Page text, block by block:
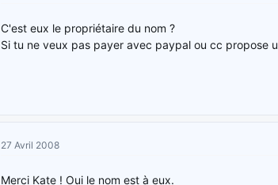
C'est eux le propriétaire du nom ?
Si tu ne veux pas payer avec paypal ou cc propose
27 Avril 2008
Merci Kate ! Oui le nom est à eux.